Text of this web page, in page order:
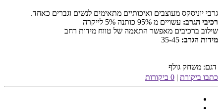
גרבי יוניסקס מעוצבים ואיכותיים מתאימים לנשים וגברים כאחד.
רכיבי הגרב: עשויים מ 95% כותנה 5% לייקרה
שילוב ברכיבים מאפשר התאמה של טווח מידות רחב
מידות הגרב: 35-45
דגם: משחק גולף
כתבו ביקורת | 0 ביקורות